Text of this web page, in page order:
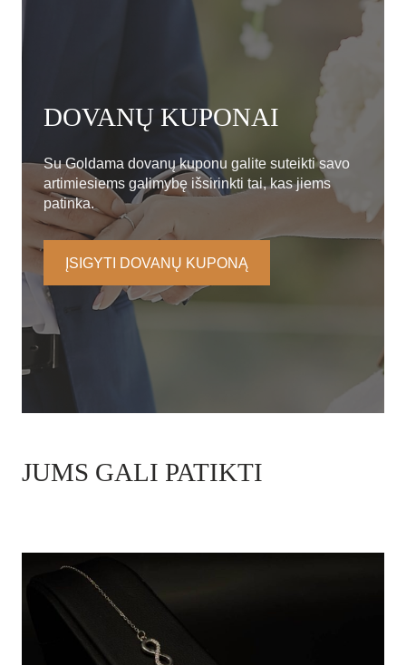
DOVANŲ KUPONAI
Su Goldama dovanų kuponu galite suteikti savo
artimiesiems galimybę išsirinkti tai, kas jiems
patinka.
ĮSIGYTI DOVANŲ KUPONĄ
JUMS GALI PATIKTI